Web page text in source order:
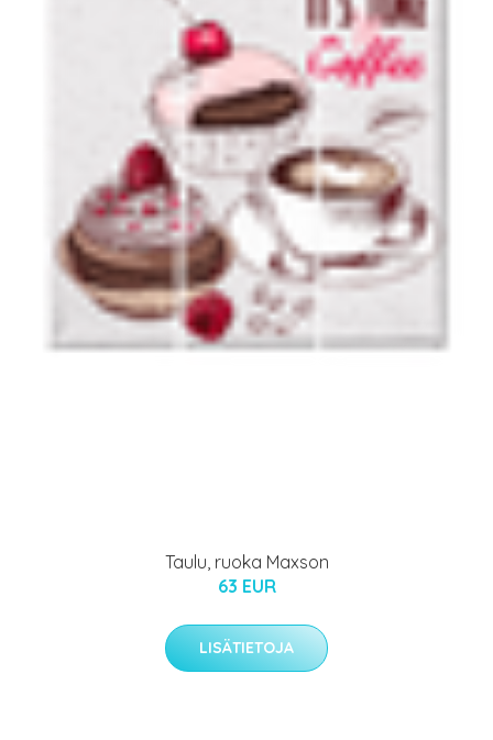
Taulu, ruoka Maxson
63 EUR
LISÄTIETOJA